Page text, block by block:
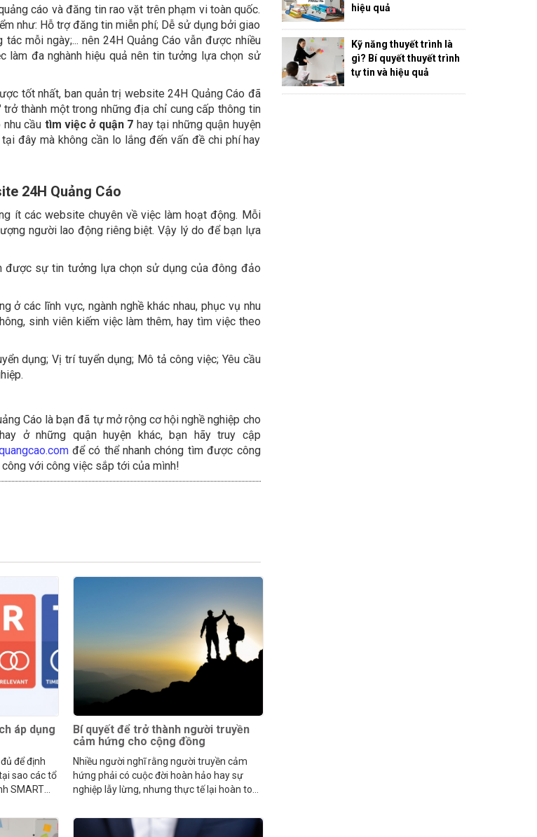
cáo và đăng tin rao vặt trên phạm vi toàn quốc.
như: Hỗ trợ đăng tin miễn phí; Dễ sử dụng bởi giao
mỗi ngày;... nên 24H Quảng Cáo vẫn được nhiều
làm đa nghành hiệu quả nên tin tưởng lựa chọn sử
tốt nhất, ban quản trị website 24H Quảng Cáo đã
trở thành một trong những địa chỉ cung cấp thông tin
cầu tìm việc ở quận 7 hay tại những quận huyện
đây mà không cần lo lắng đến vấn đề chi phí hay
24H Quảng Cáo
ít các website chuyên về việc làm hoạt động. Mỗi
người lao động riêng biệt. Vậy lý do để bạn lựa
được sự tin tưởng lựa chọn sử dụng của đông đảo
ở các lĩnh vực, ngành nghề khác nhau, phục vụ nhu
sinh viên kiếm việc làm thêm, hay tìm việc theo
dụng; Vị trí tuyển dụng; Mô tả công việc; Yêu cầu
Cáo là bạn đã tự mở rộng cơ hội nghề nghiệp cho
hay ở những quận huyện khác, bạn hãy truy cập
để có thể nhanh chóng tìm được công
với công việc sắp tới của mình!
áp dụng
để định
sao các tổ
SMART
Bí quyết để trở thành người truyền
cảm hứng cho cộng đồng
Nhiều người nghĩ rằng người truyền cảm
hứng phải có cuộc đời hoàn hảo hay sự
nghiệp lẫy lừng, nhưng thực tế lại hoàn toàn
hiệu quả
Kỹ năng thuyết trình là
gì? Bí quyết thuyết trình
tự tin và hiệu quả